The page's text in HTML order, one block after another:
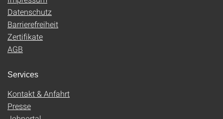
Datenschutz
Barrierefreiheit
Zertifikate
AGB
Services
Kontakt & Anfahrt
Presse